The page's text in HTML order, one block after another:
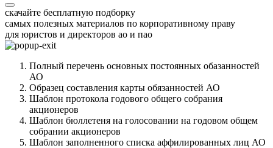
скачайте бесплатную подборку
самых полезных материалов по корпоративному праву
для юристов и директоров ао и пао
Полный перечень основных постоянных обазанностей
АО
Образец составления карты обязанностей АО
Шаблон протокола годового общего собрания
акционеров
Шаблон бюллетеня на голосовании на годовом общем
собрании акционеров
Шаблон заполненного списка аффилированных лиц АО